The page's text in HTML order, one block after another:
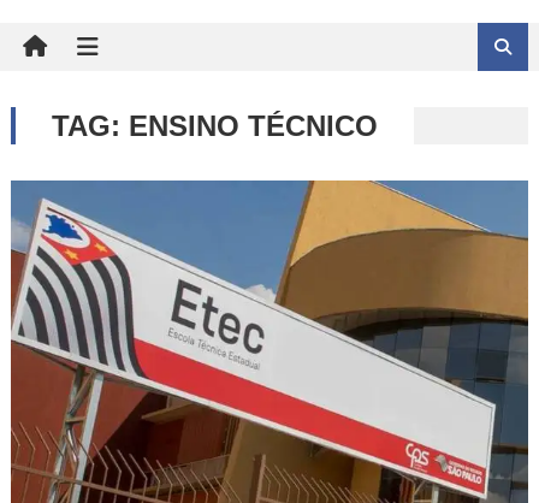
TAG: ENSINO TÉCNICO